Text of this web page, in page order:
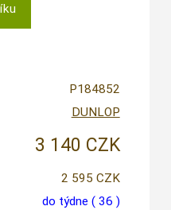
P184852
DUNLOP
3 140 CZK
2 595 CZK
do týdne ( 36 )